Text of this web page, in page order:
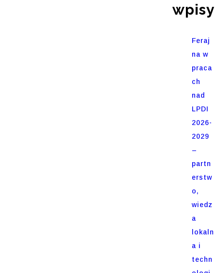
wpisy
Feraj
na w
praca
ch
nad
LPDI
2026-
2029
–
partn
erstw
o,
wiedz
a
lokaln
a i
techn